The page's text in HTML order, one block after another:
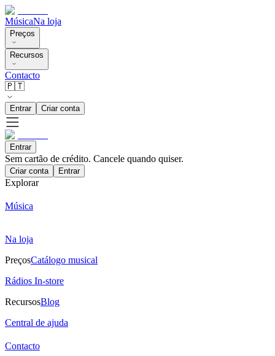
MúsicaNa loja
Preços
Recursos
Contacto
🇵🇹
Entrar Criar conta
Entrar
Sem cartão de crédito. Cancele quando quiser.
Criar conta Entrar
Explorar
Música
Na loja
PreçosCatálogo musical
Rádios In-store
RecursosBlog
Central de ajuda
Contacto